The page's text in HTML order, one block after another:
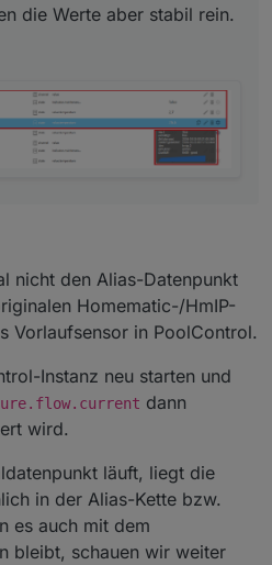
die Werte aber stabil rein.
nicht den Alias-Datenpunkt
Homematic-/HmIP-
Vorlaufsensor in PoolControl.
Instanz neu starten und
dann
wird.
läuft, liegt die
in der Alias-Kette bzw.
es auch mit dem
bleibt, schauen wir weiter